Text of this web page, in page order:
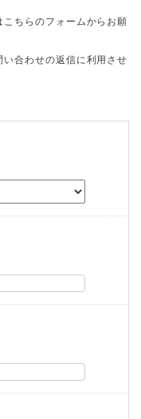
ちらのフォームからお願
合わせの返信に利用させ